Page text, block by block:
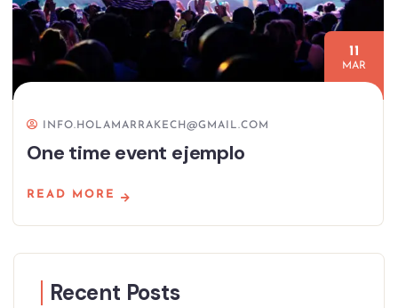
11
MAR
INFO.HOLAMARRAKECH@GMAIL.COM
One time event ejemplo
READ MORE
Recent Posts